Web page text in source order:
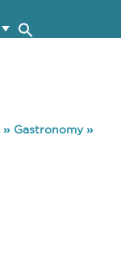
» Gastronomy»